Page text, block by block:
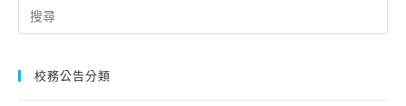
Search
for:
校務公告分類